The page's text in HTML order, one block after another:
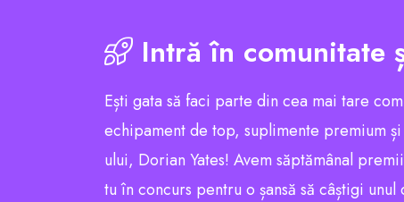
Intră în comunitate
Ești gata să faci parte din cea mai tare
echipament de top, suplimente premium
ului, Dorian Yates! Avem săptămânal
tu în concurs pentru o șansă să câștigi